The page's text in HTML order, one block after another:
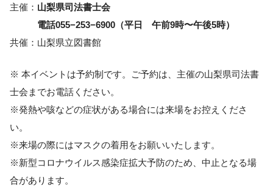
主催： 山梨県司法書士会
電話055−253−6900（平日 午前9時〜午後5時）
共催：山梨県立図書館
※ 本イベントは予約制です。ご予約は、主催の山梨県司法書
士会までお電話ください。
※発熱や咳などの症状がある場合には来場をお控えくださ
い。
※来場の際にはマスクの着用をお願いいたします。
※新型コロナウイルス感染症拡大予防のため、中止となる場
合があります。